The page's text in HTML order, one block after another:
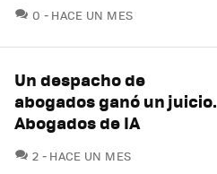
0 COMENTARIOS
HACE UN MES
Un despacho de
abogados ganó un juicio.
Abogados de IA
2 COMENTARIOS
HACE UN MES